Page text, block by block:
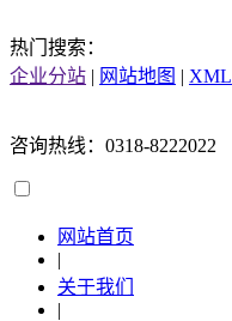
热门搜索：
企业分站 | 网站地图 | XML
咨询热线：0318-8222022
网站首页
|
关于我们
|